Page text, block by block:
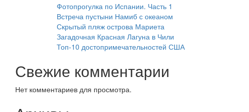
Фотопрогулка по Испании. Часть 1
Встреча пустыни Намиб с океаном
Скрытый пляж острова Мариета
Загадочная Красная Лагуна в Чили
Топ-10 достопримечательностей США
Свежие комментарии
Нет комментариев для просмотра.